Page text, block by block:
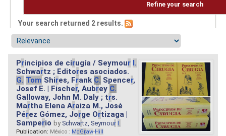
Refine your search
Your search returned 2 results.
Principios de cirugía / Seymour I.
Schwartz ; Editores asociados.
G. Tom Shires, Frank C. Spencer,
Josef E. | Fischer, Aubrey C.
Galloway, John M. Daly ; trs.
Martha Elena Araiza M., José
Pérez Gómez, Jorge Ortizaga |
Samperio by Schwartz, Seymour I.
Publication: México : McGraw-Hill